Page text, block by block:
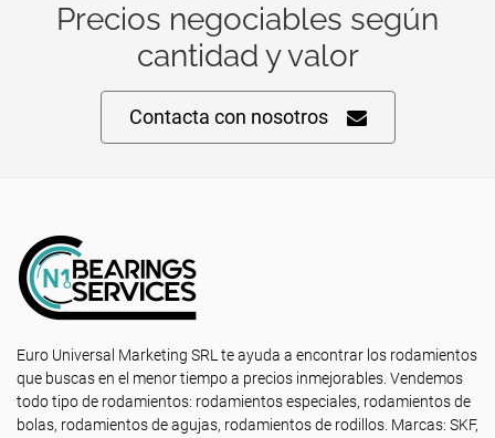
Precios negociables según
cantidad y valor
Contacta con nosotros
Euro Universal Marketing SRL te ayuda a encontrar los rodamientos
que buscas en el menor tiempo a precios inmejorables. Vendemos
todo tipo de rodamientos: rodamientos especiales, rodamientos de
bolas, rodamientos de agujas, rodamientos de rodillos. Marcas: SKF,